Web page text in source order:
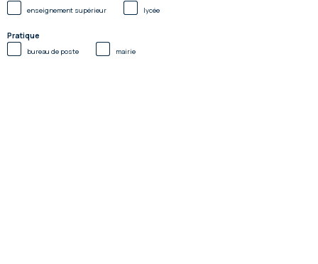
enseignement supérieur lycée
Pratique
bureau de poste mairie